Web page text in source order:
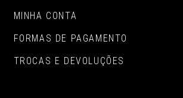
MINHA CONTA
FORMAS DE PAGAMENTO
TROCAS E DEVOLUÇÕES